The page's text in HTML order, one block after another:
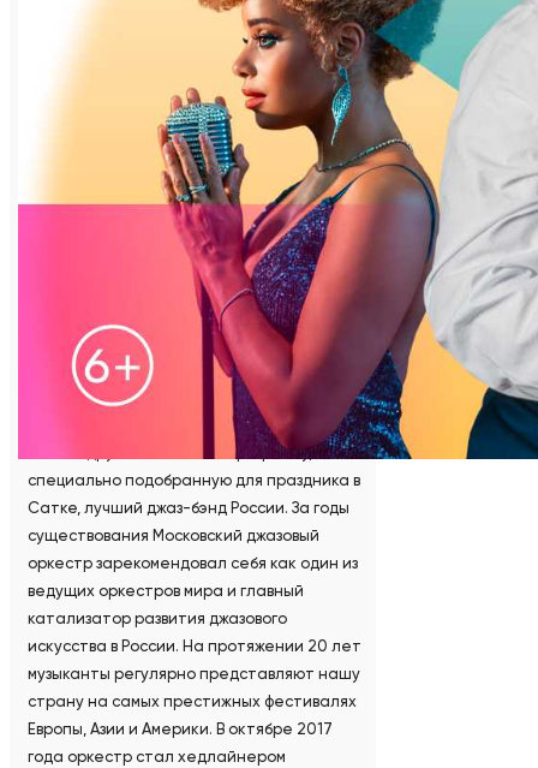
и смыслы. Его свобода созвучна трендам,
которые задаёт Группа Магнезит — наши
сотрудники всегда в поиске
нестандартных решений, которые
помогают воплощать самые смелые,
уникальные и вдохновляющие идеи. А
высокая нота производства и технологий,
внедряемых в компании, созвучна высокому
Вот и летним вечером концертный зал
дворца культуры и сердца гостей
наполнятся самыми трогательными и
знаменитыми композициями джазовой
традиции, среди которых «Here come the
sun» Битлз, «Feelin’ good» Нины Саймон и
многие другие. Исполнит программу,
специально подобранную для праздника в
Сатке, лучший джаз-бэнд России. За годы
существования Московский джазовый
оркестр зарекомендовал себя как один из
ведущих оркестров мира и главный
катализатор развития джазового
искусства в России. На протяжении 20 лет
музыканты регулярно представляют нашу
страну на самых престижных фестивалях
Европы, Азии и Америки. В октябре 2017
года оркестр стал хедлайнером